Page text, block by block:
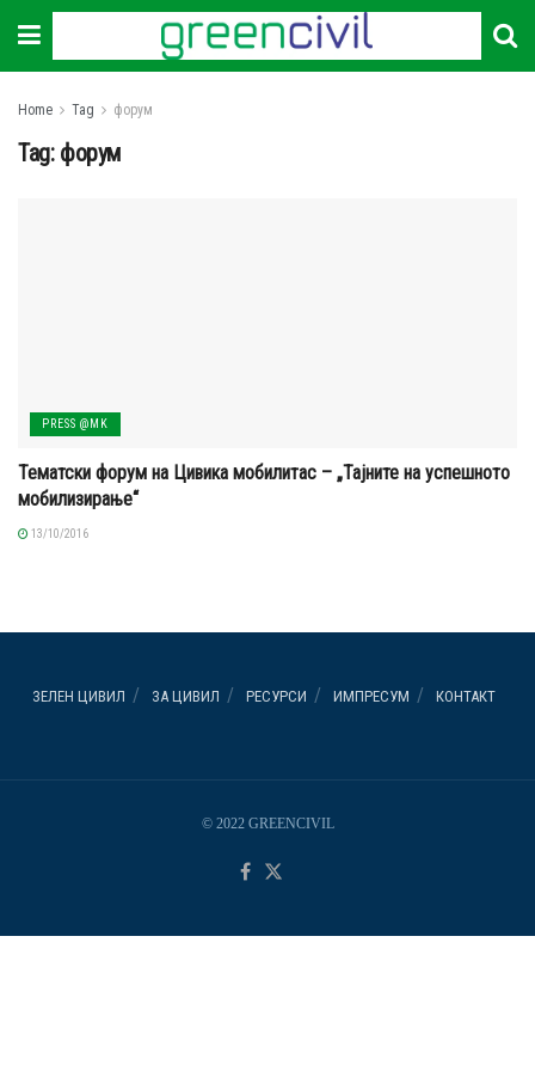
Home Tag форум
Tag: форум
PRESS @MK
Тематски форум на Цивика мобилитас – „Тајните на успешното
мобилизирање“
13/10/2016
ЗЕЛЕН ЦИВИЛ ЗА ЦИВИЛ РЕСУРСИ ИМПРЕСУМ КОНТАКТ
© 2022 GREENCIVIL